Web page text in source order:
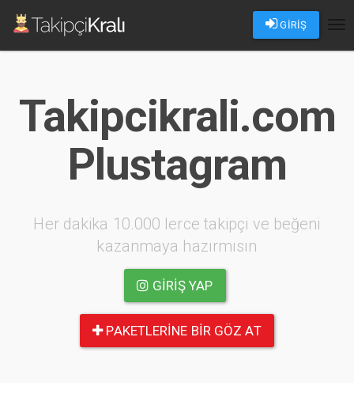
GİRİŞ
Takipcikrali.com
Plustagram
Her dakika 10.000 lerce takipçi ve beğeni
kazanmaya hazırmısın
GIRIŞ YAP
PAKETLERINE BIR GÖZ AT